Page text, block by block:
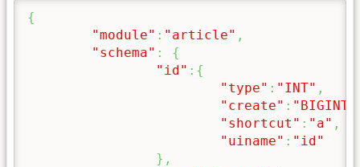
{
"module" : "article" ,
"schema" :
{
"id" : {
"type" : "INT" ,
"create" : "BIGINT
"shortcut" : "a" ,
"uiname" : "id"
} ,